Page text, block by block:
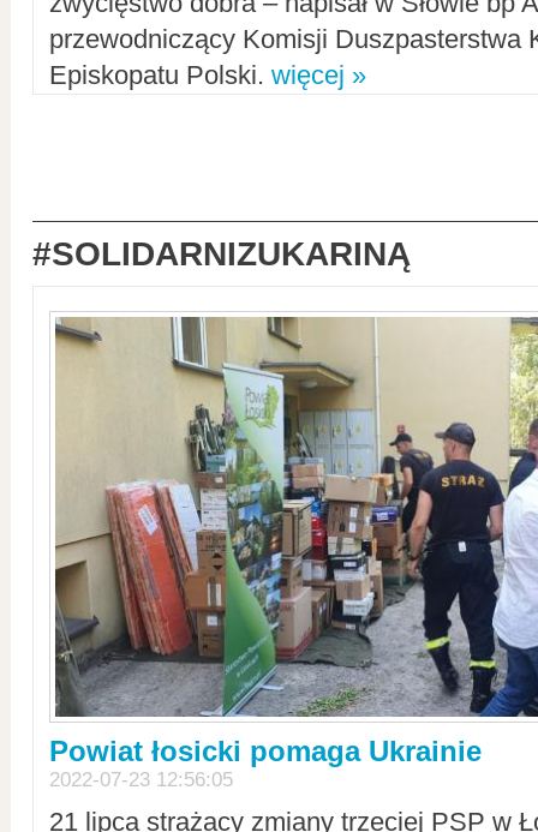
przewodniczący Komisji Duszpasterstwa
Episkopatu Polski. więcej »
#SOLIDARNIZUKARINĄ
Powiat łosicki pomaga Ukrainie
2022-07-23 12:56:05
21 lipca strażacy zmiany trzeciej PSP w